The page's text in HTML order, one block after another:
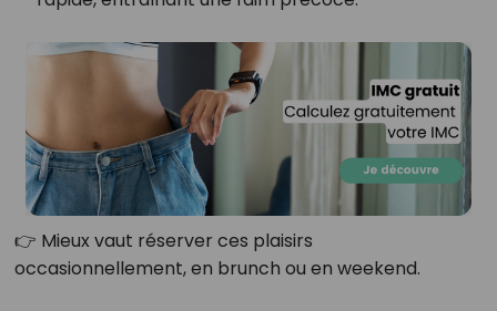
👉 Mieux vaut réserver ces plaisirs
occasionnellement, en brunch ou en weekend.